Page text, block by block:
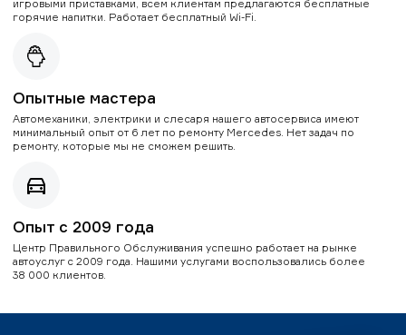
игровыми приставками, всем клиентам предлагаются бесплатные
горячие напитки. Работает бесплатный Wi-Fi.
Опытные мастера
Автомеханики, электрики и слесаря нашего автосервиса имеют
минимальный опыт от 6 лет по ремонту Mercedes. Нет задач по
ремонту, которые мы не сможем решить.
Опыт с 2009 года
Центр Правильного Обслуживания успешно работает на рынке
автоуслуг с 2009 года. Нашими услугами воспользовались более
38 000 клиентов.